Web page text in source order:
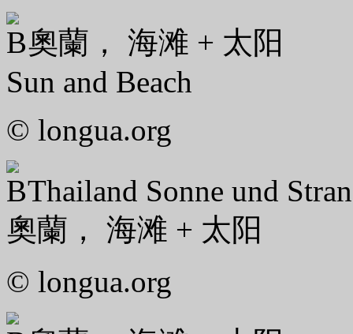
奧蘭， 海滩 + 太阳
Sun and Beach
© longua.org
Thailand Sonne und
奧蘭， 海滩 + 太阳
© longua.org